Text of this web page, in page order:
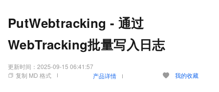
PutWebtracking - 通过
WebTracking批量写入日志
更新时间： 2025-09-15 06:41:57
复制 MD 格式
产品详情 我的收藏